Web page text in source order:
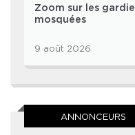
Zoom sur les
mosquées
9 août 2026
ANNONCEURS